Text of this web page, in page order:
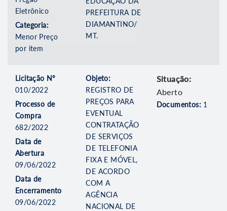
Eletrônico
Categoria:
Menor Preço
por item
PREFEITURA DE
DIAMANTINO/
MT.
Licitação Nº
010/2022
Processo de
Compra
682/2022
Data de
Abertura
09/06/2022
Data de
Encerramento
09/06/2022
Objeto:
REGISTRO DE
PREÇOS PARA
EVENTUAL
CONTRATAÇÃO
DE SERVIÇOS
DE TELEFONIA
FIXA E MÓVEL,
DE ACORDO
COM A
AGÊNCIA
NACIONAL DE
Situação:
Aberto
Documentos: 1